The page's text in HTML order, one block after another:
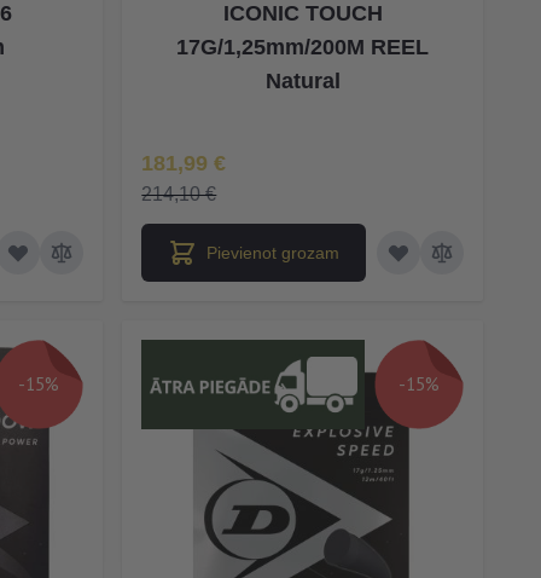
ICONIC TOUCH
17G/1,25mm/200M REEL
Natural
Īpaša Cena
181,99 €
214,10 €
Pievienot grozam
-15% -15%